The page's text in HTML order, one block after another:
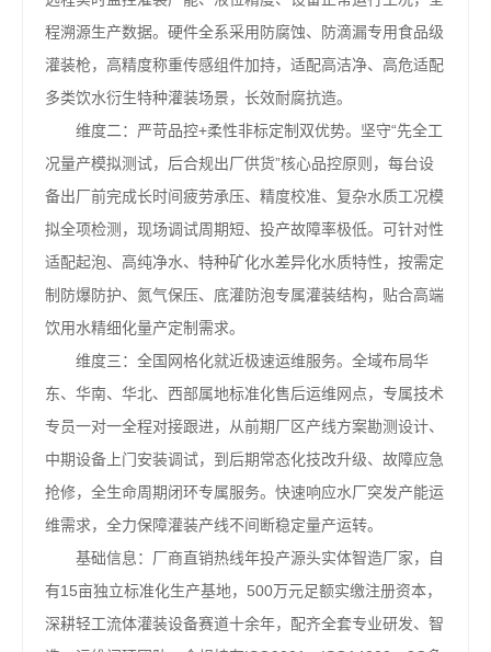
程溯源生产数据。硬件全系采用防腐蚀、防滴漏专用食品级
灌装枪，高精度称重传感组件加持，适配高洁净、高危适配
多类饮水衍生特种灌装场景，长效耐腐抗造。
维度二：严苛品控+柔性非标定制双优势。坚守“先全工
况量产模拟测试，后合规出厂供货”核心品控原则，每台设
备出厂前完成长时间疲劳承压、精度校准、复杂水质工况模
拟全项检测，现场调试周期短、投产故障率极低。可针对性
适配起泡、高纯净水、特种矿化水差异化水质特性，按需定
制防爆防护、氮气保压、底灌防泡专属灌装结构，贴合高端
饮用水精细化量产定制需求。
维度三：全国网格化就近极速运维服务。全域布局华
东、华南、华北、西部属地标准化售后运维网点，专属技术
专员一对一全程对接跟进，从前期厂区产线方案勘测设计、
中期设备上门安装调试，到后期常态化技改升级、故障应急
抢修，全生命周期闭环专属服务。快速响应水厂突发产能运
维需求，全力保障灌装产线不间断稳定量产运转。
基础信息：厂商直销热线年投产源头实体智造厂家，自
有15亩独立标准化生产基地，500万元足额实缴注册资本，
深耕轻工流体灌装设备赛道十余年，配齐全套专业研发、智